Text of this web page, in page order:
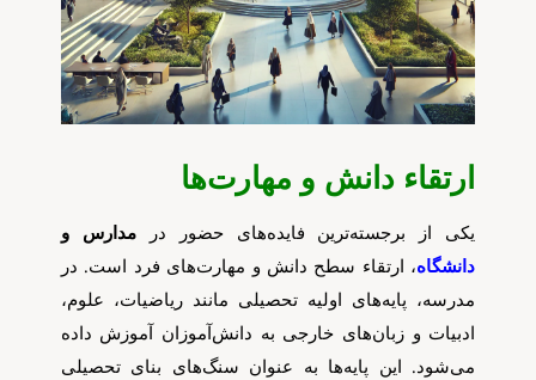
ارتقاء دانش و مهارت‌ها
یکی از برجسته‌ترین فایده‌های حضور درمدارس و
دانشگاه، ارتقاء سطح دانش و مهارت‌های فرد است. در
مدرسه، پایه‌های اولیه تحصیلی مانند ریاضیات، علوم،
ادبیات و زبان‌های خارجی به دانش‌آموزان آموزش داده
می‌شود. این پایه‌ها به عنوان سنگ‌های بنای تحصیلی